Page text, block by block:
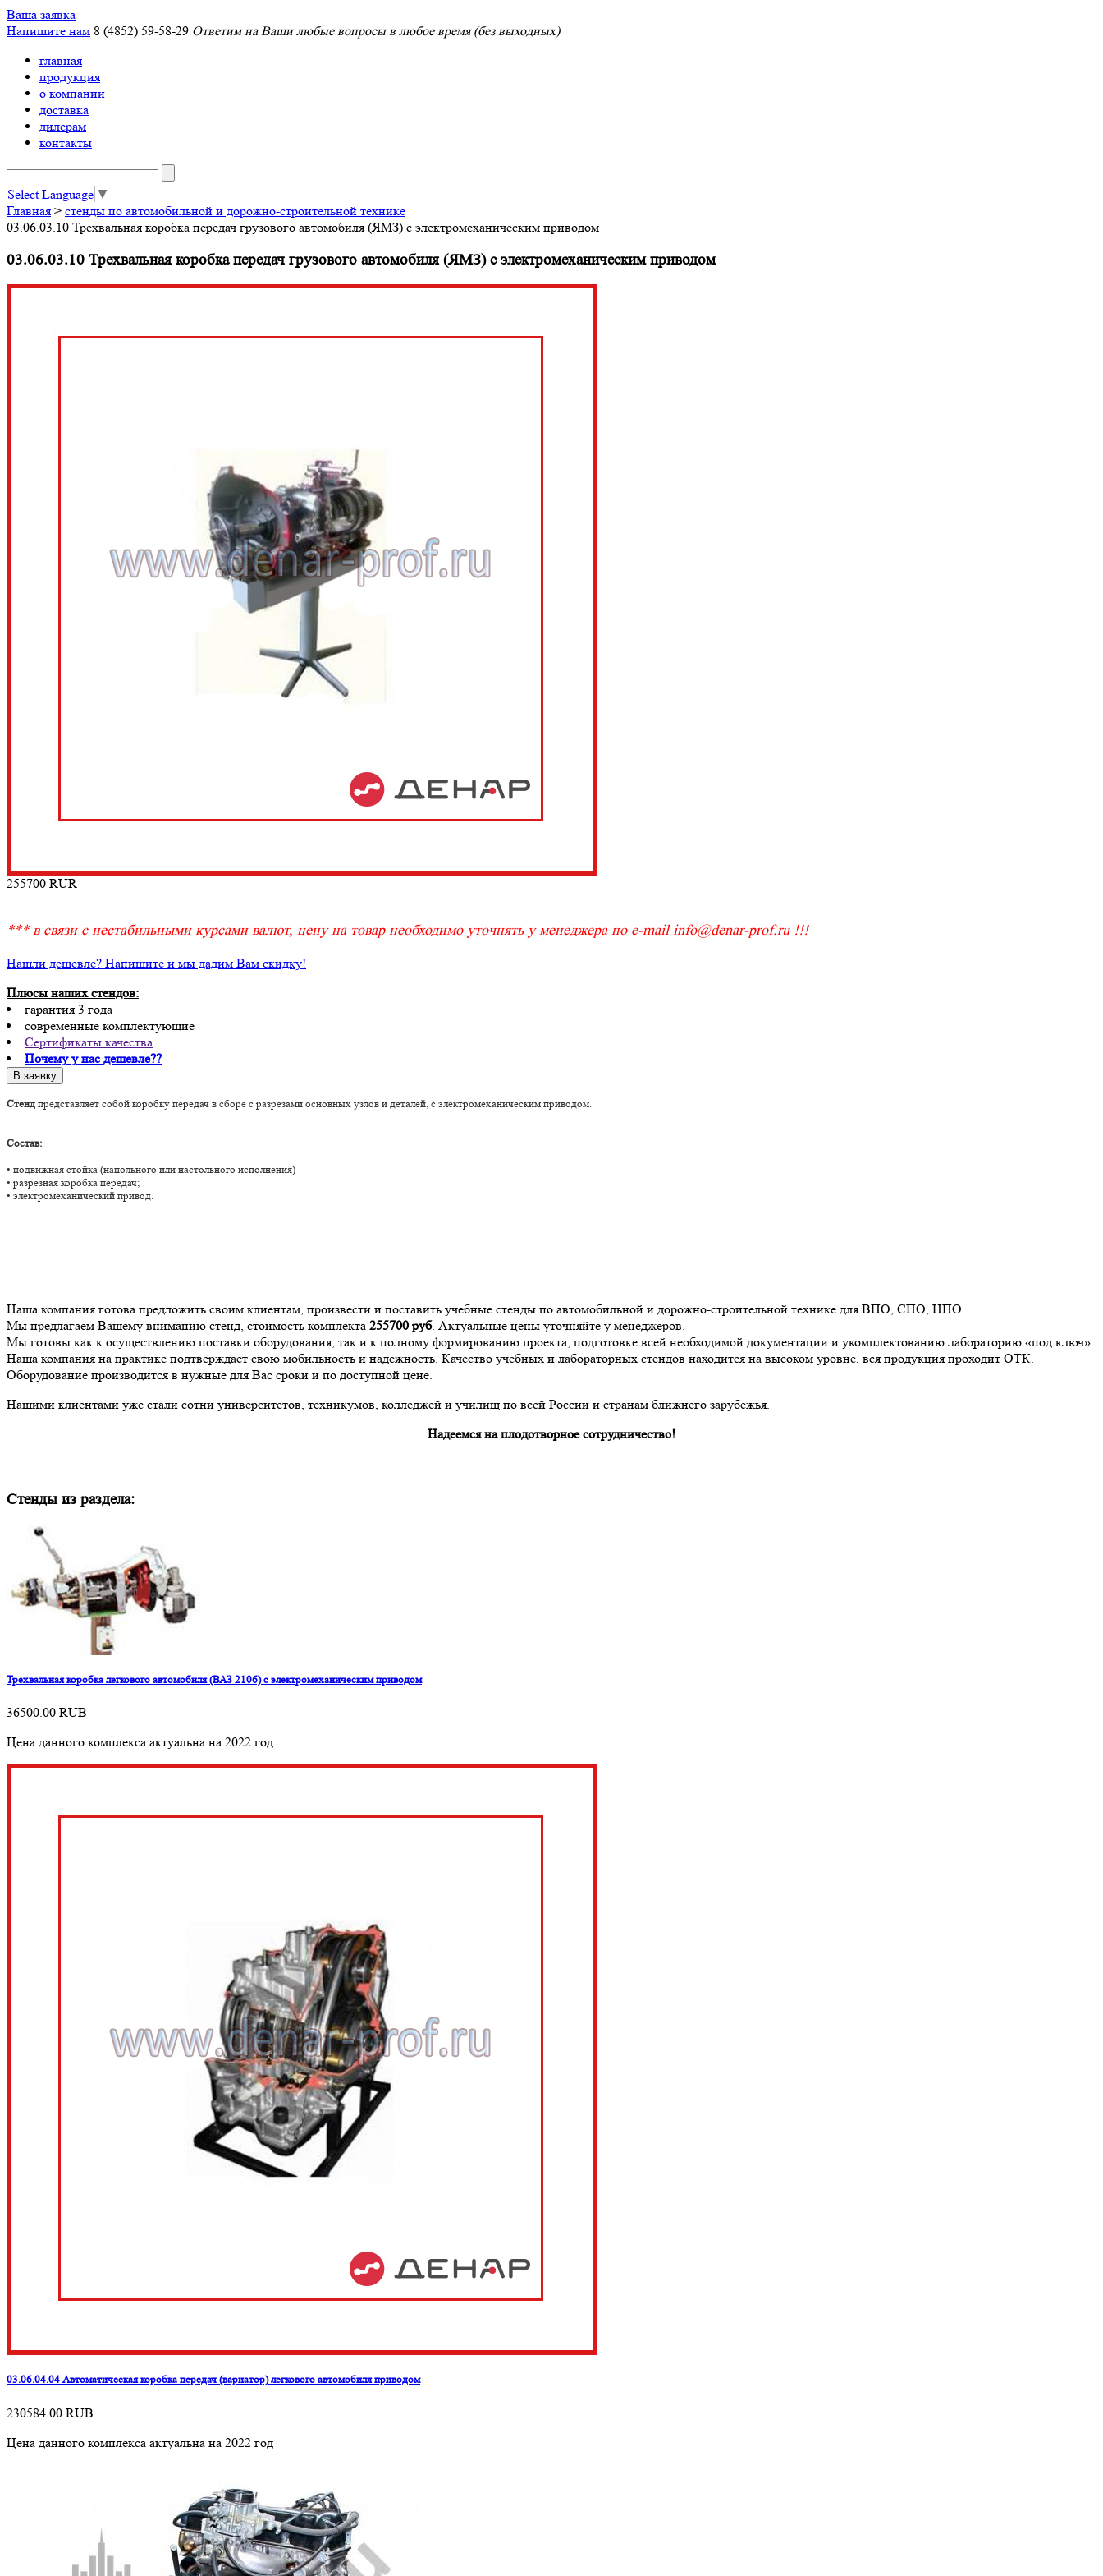
Ваша заявка
Напишите нам 8 (4852) 59-58-29 Ответим на Ваши любые вопросы в любое время (без выходных)
главная
продукция
о компании
доставка
дилерам
контакты
Select Language ▼
Главная > стенды по автомобильной и дорожно-строительной технике
03.06.03.10 Трехвальная коробка передач грузового автомобиля (ЯМЗ) с электромеханическим приводом
03.06.03.10 Трехвальная коробка передач грузового автомобиля (ЯМЗ) с электромеханическим приводом
255700 RUR
*** в связи с нестабильными курсами валют, цену на товар необходимо уточнять у менеджера по e-mail info@denar-prof.ru !!!
Нашли дешевле? Напишите и мы дадим Вам скидку!
Плюсы наших стендов:
гарантия 3 года
современные комплектующие
Сертификаты качества
Почему у нас дешевле??
Стенд представляет собой коробку передач в сборе с разрезами основных узлов и деталей, с электромеханическим приводом.
Состав:
• подвижная стойка (напольного или настольного исполнения)
• разрезная коробка передач;
• электромеханический привод.
Наша компания готова предложить своим клиентам, произвести и поставить учебные стенды по автомобильной и дорожно-строительной технике для ВПО, СПО, НПО.
Мы предлагаем Вашему вниманию стенд, стоимость комплекта 255700 руб. Актуальные цены уточняйте у менеджеров.
Мы готовы как к осуществлению поставки оборудования, так и к полному формированию проекта, подготовке всей необходимой документации и укомплектованию лабораторию «под ключ».
Наша компания на практике подтверждает свою мобильность и надежность. Качество учебных и лабораторных стендов находится на высоком уровне, вся продукция проходит ОТК.
Оборудование производится в нужные для Вас сроки и по доступной цене.
Нашими клиентами уже стали сотни университетов, техникумов, колледжей и училищ по всей России и странам ближнего зарубежья.
Надеемся на плодотворное сотрудничество!
Стенды из раздела:
Трехвальная коробка легкового автомобиля (ВАЗ 2106) с электромеханическим приводом
36500.00 RUB
Цена данного комплекса актуальна на 2022 год
03.06.04.04 Автоматическая коробка передач (вариатор) легкового автомобиля приводом
230584.00 RUB
Цена данного комплекса актуальна на 2022 год